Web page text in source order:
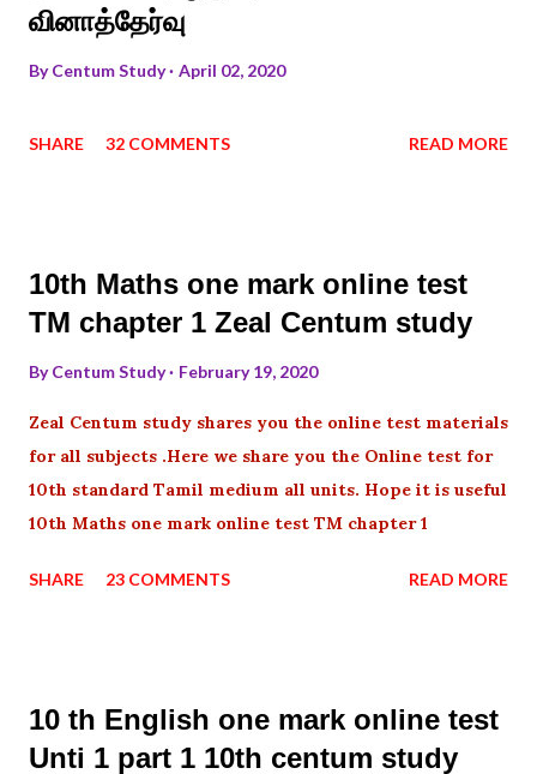
வினாத்தேர்வு
ByCentum Study April 02, 2020
SHARE 32 COMMENTS READ MORE
10th Maths one mark online test
TM chapter 1 Zeal Centum study
ByCentum Study February 19, 2020
Zeal Centum study shares you the online test materials
for all subjects .Here we share you the Online test for
10th standard Tamil medium all units. Hope it is useful
10th Maths one mark online test TM chapter 1
SHARE 23 COMMENTS READ MORE
10 th English one mark online test
Unti 1 part 1 10th centum study